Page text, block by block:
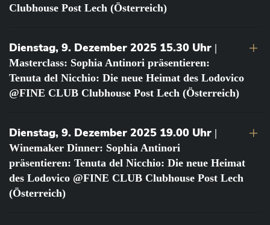
Clubhouse Post Lech (Österreich)
Dienstag, 9. Dezember 2025 15.30 Uhr |
Masterclass: Sophia Antinori präsentieren:
Tenuta del Nicchio: Die neue Heimat des Lodovico
@FINE CLUB Clubhouse Post Lech (Österreich)
Dienstag, 9. Dezember 2025 19.00 Uhr |
Winemaker Dinner: Sophia Antinori
präsentieren: Tenuta del Nicchio: Die neue Heimat
des Lodovico @FINE CLUB Clubhouse Post Lech
(Österreich)